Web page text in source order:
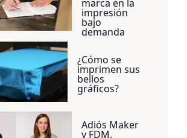
marca en la
impresión
bajo
demanda
¿Cómo se
imprimen sus
bellos
gráficos?
Adiós Maker
y FDM,